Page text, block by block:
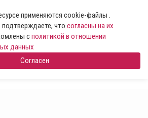
применяются cookie-файлы .
подтверждаете, что согласны на их
сполитикой в отношении
данных
Согласен